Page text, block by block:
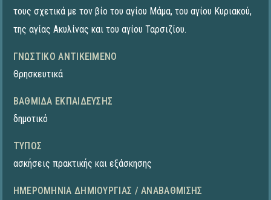
τους σχετικά με τον βίο του αγίου Μάμα, του αγίου Κυριακού,
της αγίας Ακυλίνας και του αγίου Ταρσιζίου.
ΓΝΩΣΤΙΚΌ ΑΝΤΙΚΕΊΜΕΝΟ
Θρησκευτικά
ΒΑΘΜΊΔΑ ΕΚΠΑΊΔΕΥΣΗΣ
δημοτικό
ΤΎΠΟΣ
ασκήσεις πρακτικής και εξάσκησης
ΗΜΕΡΟΜΗΝΊΑ ΔΗΜΙΟΥΡΓΊΑΣ / ΑΝΑΒΆΘΜΙΣΗΣ